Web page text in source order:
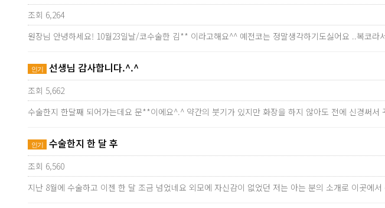
조회 6,264
원장님 안녕하세요! 10월23일날/코수술한 김** 이라고해요^^ 예전코는 정말생각하기도싫어요 ..복코
인기 선생님 감사합니다.^.^
조회 5,662
수술한지 한달째 되어가는데요 문**이에요^.^ 약간의 붓기가 있지만 화장을 하지 않아도 전에 신경써
인기 수술한지 한 달 후
조회 6,560
지난 8월에 수술하고 이젠 한 달 조금 넘었네요 외모에 자신감이 없었던 저는 아는 분의 소개로 이곳에